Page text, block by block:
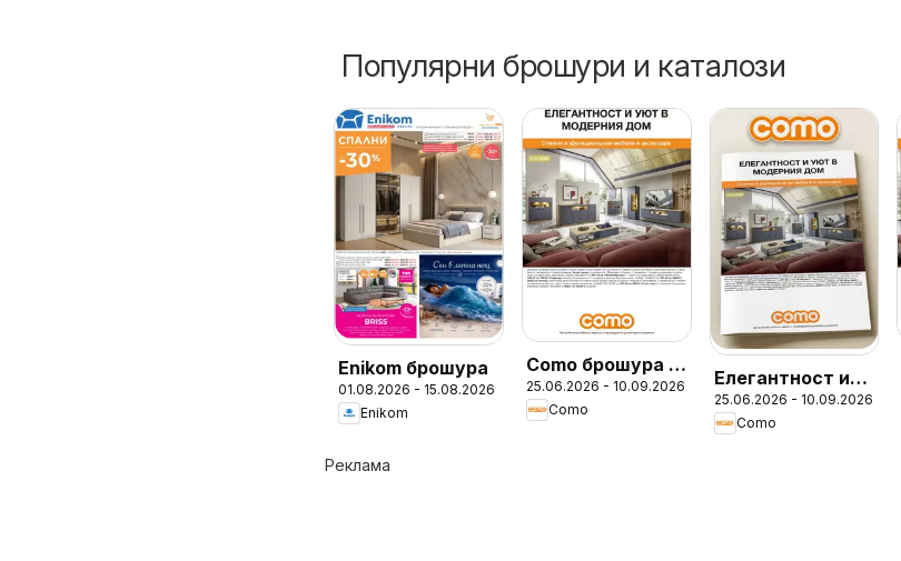
Популярни брошури и каталози
Enikom брошура
01.08.2026 - 15.08.2026
Enikom
Como брошура -
Елегантност и
уют в модерния
25.06.2026 - 10.09.2026
Como
Елегантност и
уют в модерния
дом с COMO
25.06.2026 - 10.09.2026
Como
Реклама